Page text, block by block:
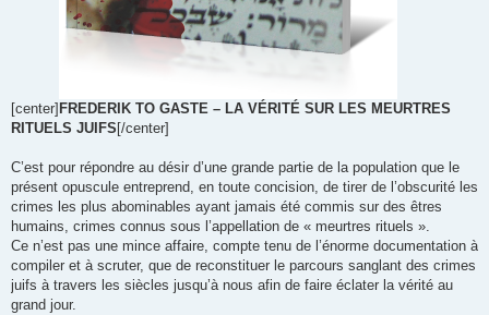
[center] FREDERIK TO GASTE – LA VÉRITÉ SUR LES MEURTRES
RITUELS JUIFS [/center]
C’est pour répondre au désir d’une grande partie de la population que le
présent opuscule entreprend, en toute concision, de tirer de l’obscurité les
crimes les plus abominables ayant jamais été commis sur des êtres
humains, crimes connus sous l’appellation de « meurtres rituels ».
Ce n’est pas une mince affaire, compte tenu de l’énorme documentation à
compiler et à scruter, que de reconstituer le parcours sanglant des crimes
juifs à travers les siècles jusqu’à nous afin de faire éclater la vérité au
grand jour.